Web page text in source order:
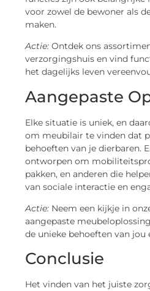
voor zowel de bewoner als
maken.
Actie: Ontdek ons
verzorgingshuis en vind
het dagelijks leven
Aangepaste
Elke situatie is uniek, en
om meubilair te vinden dat
behoeften van je dierbaren.
ontworpen om
pakken, en anderen die
van sociale interactie en
Actie: Neem een kijkje in
aangepaste
de unieke behoeften van jou
Conclusie
Het vinden van het juiste